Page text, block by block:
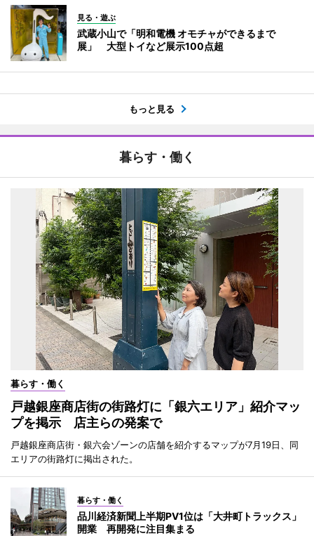
見る・遊ぶ
武蔵小山で「明和電機 オモチャができるまで
展」 大型トイなど展示100点超
もっと見る
暮らす・働く
暮らす・働く
戸越銀座商店街の街路灯に「銀六エリア」紹介マッ
プを掲示 店主らの発案で
戸越銀座商店街・銀六会ゾーンの店舗を紹介するマップが7月19日、同
エリアの街路灯に掲出された。
暮らす・働く
品川経済新聞上半期PV1位は「大井町トラックス」
開業 再開発に注目集まる